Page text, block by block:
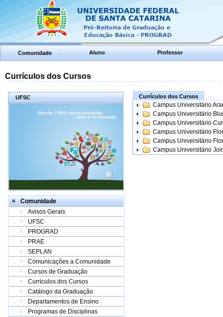
Comunidade Aluno Professor
Currículos dos Cursos
UFSC
Comunidade
Avisos Gerais
UFSC
PROGRAD
PRAE
SEPLAN
Comunicações a Comunidade
Cursos de Graduação
Currículos dos Cursos
Catálogo da Graduação
Departamentos de Ensino
Programas de Disciplinas
Currículos dos Cursos
Campus Universitário
Campus Universitário
Campus Universitário
Campus Universitário
Campus Universitário
Campus Universitário